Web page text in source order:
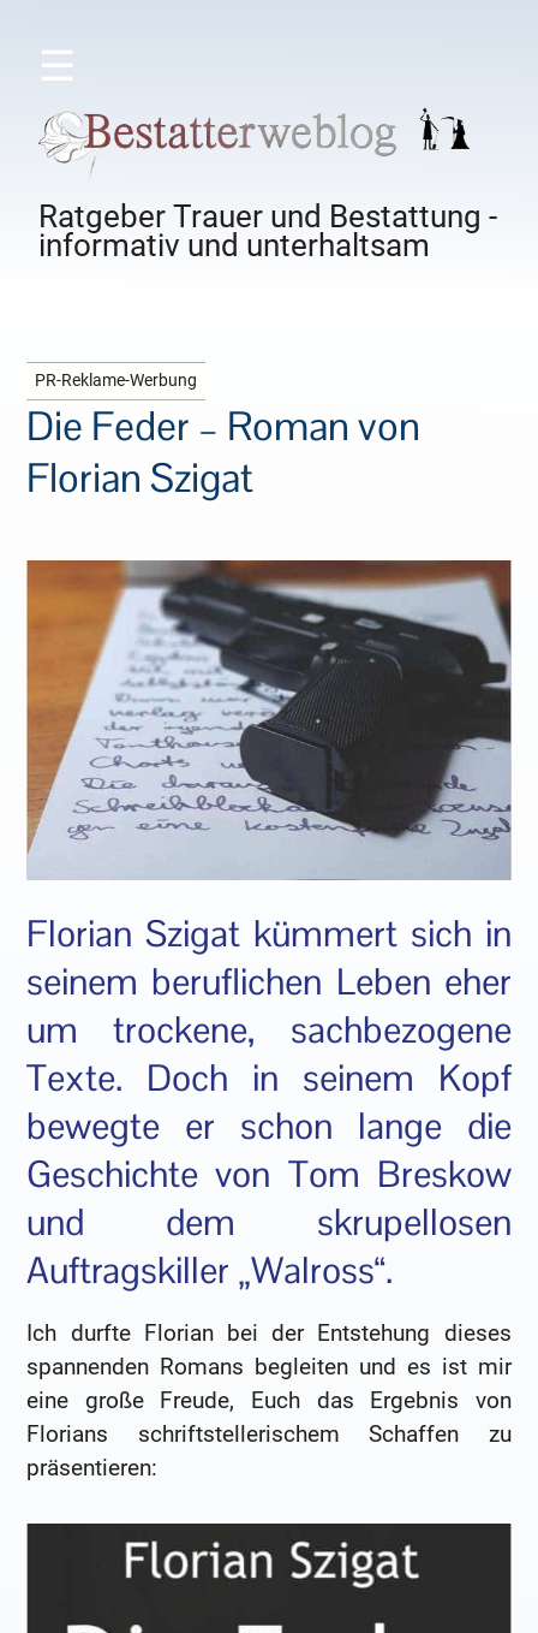
☰
Ratgeber Trauer und Bestattung -
informativ und unterhaltsam
PR-Reklame-Werbung
Die Feder – Roman von
Florian Szigat
Florian Szigat kümmert sich in
seinem beruflichen Leben eher
um trockene, sachbezogene
Texte. Doch in seinem Kopf
bewegte er schon lange die
Geschichte von Tom Breskow
und dem skrupellosen
Auftragskiller „Walross“.
Ich durfte Florian bei der Entstehung dieses
spannenden Romans begleiten und es ist mir
eine große Freude, Euch das Ergebnis von
Florians schriftstellerischem Schaffen zu
präsentieren: